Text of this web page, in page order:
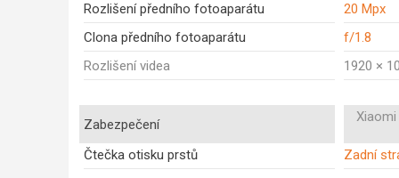
Rozlišení předního fotoaparátu
20 Mpx
Clona předního fotoaparátu
f/1.8
Rozlišení videa
1920 ×
Zabezpečení
Čtečka otisku prstů Zadní